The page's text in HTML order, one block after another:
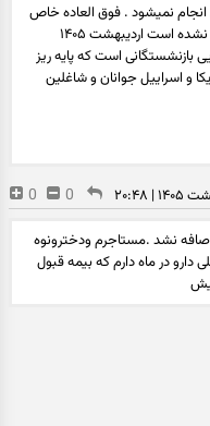
انجام نمیشود . فوق العاده خاص
طرح سپهبد شهید باقری برای بازنشستگان انجام نشده است اردیبهشت ۱۴۰۵
بازنشستگانی است که پایه ریز
و اسراییل جوانان و شاغلین
0
0
ماه پیش هم اصافه نشد .مستاجرم ودخترونوه
دارو در ماه دارم که بیمه قبول